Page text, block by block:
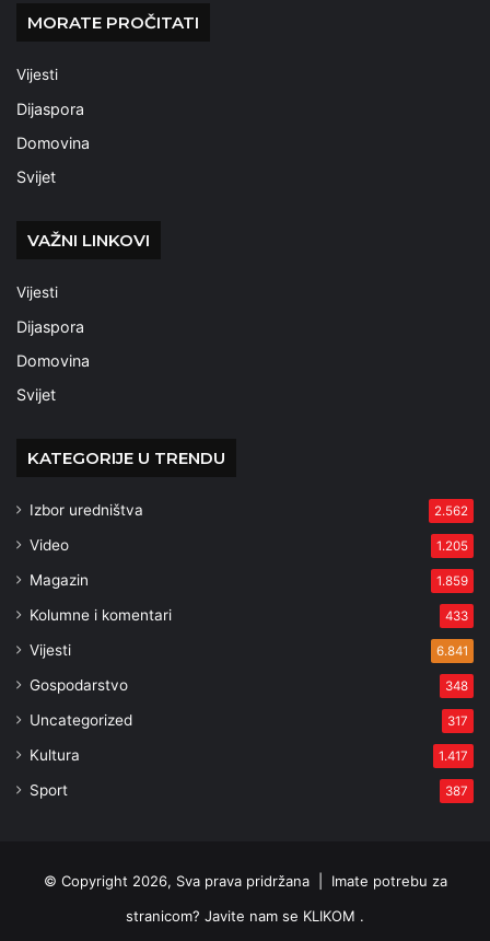
MORATE PROČITATI
Vijesti
Dijaspora
Domovina
Svijet
VAŽNI LINKOVI
Vijesti
Dijaspora
Domovina
Svijet
KATEGORIJE U TRENDU
Izbor uredništva 2.562
Video 1.205
Magazin 1.859
Kolumne i komentari 433
Vijesti 6.841
Gospodarstvo 348
Uncategorized 317
Kultura 1.417
Sport 387
© Copyright 2026, Sva prava pridržana | Imate potrebu za
stranicom? Javite nam se KLIKOM .